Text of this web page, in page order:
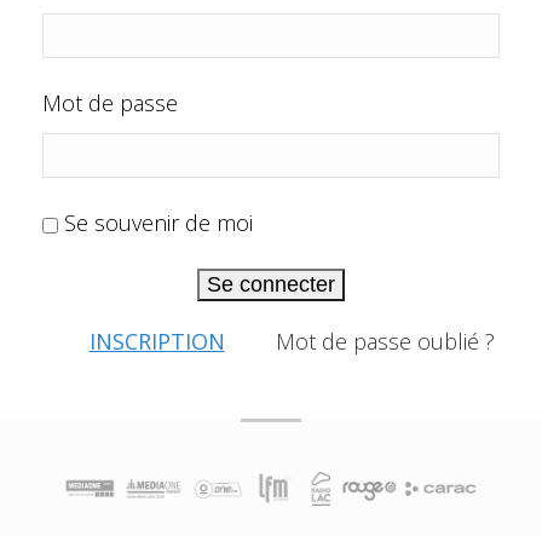
Mot de passe
Se souvenir de moi
Se connecter
INSCRIPTION Mot de passe oublié ?